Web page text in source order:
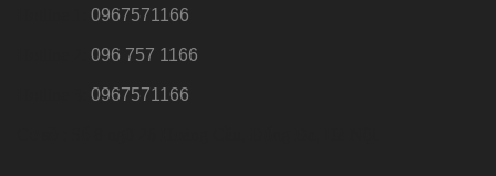
0967571166
096 757 1166
0967571166